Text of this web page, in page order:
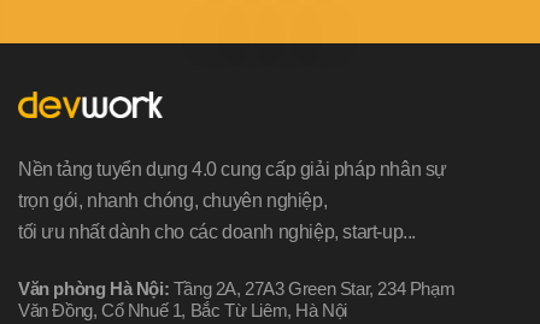
Nền tảng tuyển dụng 4.0 cung cấp giải pháp nhân sự
trọn gói, nhanh chóng, chuyên nghiệp,
tối ưu nhất dành cho các doanh nghiệp, start-up...
Văn phòng Hà Nội: Tầng 2A, 27A3 Green Star, 234 Phạm
Văn Đồng, Cổ Nhuế 1, Bắc Từ Liêm, Hà Nội